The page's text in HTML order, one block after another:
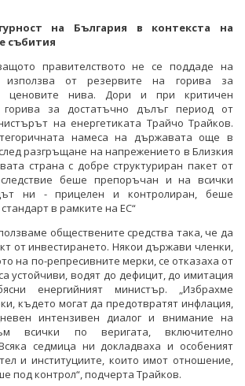
на България в контекста на
събития
правителството не се поддаде на
използва от резервите на горива за
ценовите нива. Дори и при критичен
горива за достатъчно дълъг период от
на енергетиката Трайчо Трайков.
намеса на държавата още в
разгръщане на напрежението в Близкия
страна с добре структуриран пакет от
беше препоръчан и на всички
ни - прицелен и контролиран, беше
в рамките на ЕС“
обществените средства така, че да
от инвестирането. Някои държави членки,
на по-репресивните мерки, се отказаха от
устойчиви, водят до дефицит, до имитация
енергийният министър. „Избрахме
където могат да предотвратят инфлация,
интензивен диалог и внимание на
всички по веригата, включително
седмица ни докладваха и особеният
и институциите, които имот отношение,
под контрол“, подчерта Трайков.